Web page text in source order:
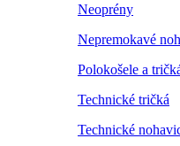
Neoprény
Nepremokavé
Polokošele a
Technické tričká
Technické